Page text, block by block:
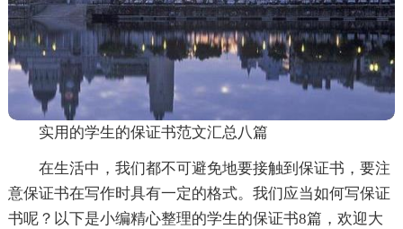
实用的学生的保证书范文汇总八篇
在生活中，我们都不可避免地要接触到保证书，要注
意保证书在写作时具有一定的格式。我们应当如何写保证
书呢？以下是小编精心整理的学生的保证书8篇，欢迎大